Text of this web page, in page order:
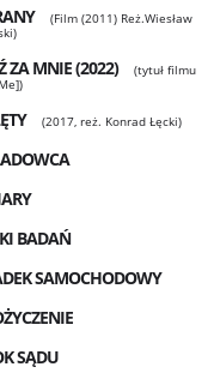
(Film (2011) Reż.Wiesław
ZA MNIE (2022)
(tytuł filmu
(2017, reż. Konrad Łęcki)
BADAŃ
SAMOCHODOWY
SĄDU